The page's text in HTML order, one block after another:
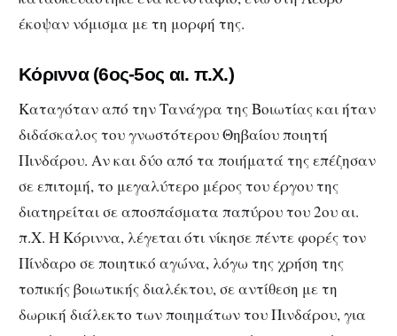
έκοψαν νόμισμα με τη μορφή της.
Κόριννα (6ος-5ος αι. π.Χ.)
Καταγόταν από την Τανάγρα της Βοιωτίας και ήταν
διδάσκαλος του γνωστότερου Θηβαίου ποιητή
Πινδάρου. Αν και δύο από τα ποιήματά της επέζησαν
σε επιτομή, το μεγαλύτερο μέρος του έργου της
διατηρείται σε αποσπάσματα παπύρου του 2ου αι.
π.Χ. Η Κόριννα, λέγεται ότι νίκησε πέντε φορές τον
Πίνδαρο σε ποιητικό αγώνα, λόγω της χρήση της
τοπικής βοιωτικής διαλέκτου, σε αντίθεση με τη
δωρική διάλεκτο των ποιημάτων του Πινδάρου, για